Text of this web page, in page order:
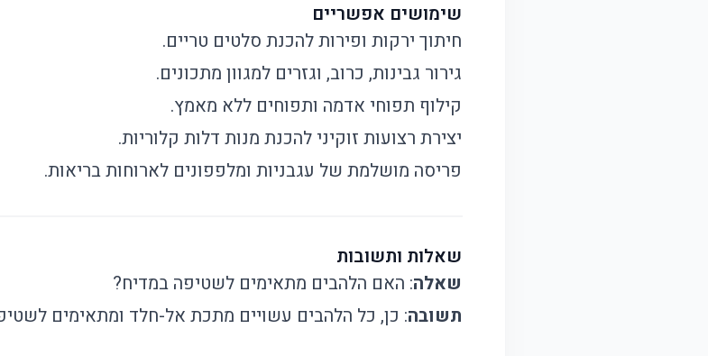
שימושים אפשריים
חיתוך ירקות ופירות להכנת סלטים טריים.
גירור גבינות, כרוב, וגזרים למגוון מתכונים.
קילוף תפוחי אדמה ותפוחים ללא מאמץ.
יצירת רצועות זוקיני להכנת מנות דלות קלוריות.
פריסה מושלמת של עגבניות ומלפפונים לארוחות בריאות.
שאלות ותשובות
שאלה: האם הלהבים מתאימים לשטיפה במדיח?
תשובה: כן, כל הלהבים עשויים מתכת אל-חלד ומתאימים